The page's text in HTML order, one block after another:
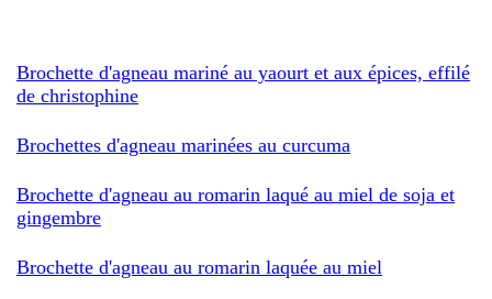
Brochette d'agneau mariné au yaourt et aux épices, effilé
de christophine
Brochettes d'agneau marinées au curcuma
Brochette d'agneau au romarin laqué au miel de soja et
gingembre
Brochette d'agneau au romarin laquée au miel